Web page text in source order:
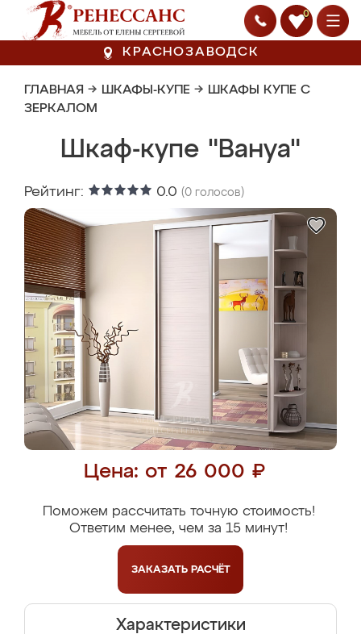
0
КРАСНОЗАВОДСК
ГЛАВНАЯ → ШКАФЫ-КУПЕ → ШКАФЫ КУПЕ С
ЗЕРКАЛОМ
Шкаф-купе "Вануа"
Рейтинг: 0.0 (0 голосов)
Цена: от 26 000 ₽
Поможем рассчитать точную стоимость!
Ответим менее, чем за 15 минут!
ЗАКАЗАТЬ РАСЧЁТ
Характеристики